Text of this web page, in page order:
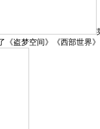
盗梦空间》《西部世界